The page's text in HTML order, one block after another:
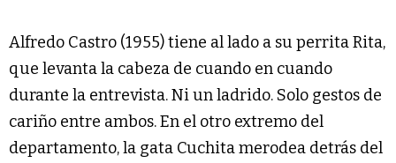
Alfredo Castro (1955) tiene al lado a su perrita Rita,
que levanta la cabeza de cuando en cuando
durante la entrevista. Ni un ladrido. Solo gestos de
cariño entre ambos. En el otro extremo del
departamento, la gata Cuchita merodea detrás del